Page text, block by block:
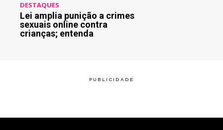
DESTAQUES
Lei amplia punição a crimes
sexuais online contra
crianças; entenda